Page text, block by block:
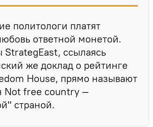
политологи платят
ответной монетой.
StrategEast, ссылаясь
же доклад о рейтинге
House, прямо называют
Not free country —
страной.